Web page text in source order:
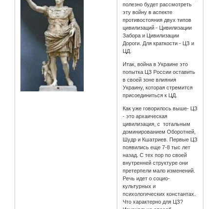
полезно будет рассмотреть
эту войну в аспекте
противостояния двух типов
цивилизаций - Цивилизации
Забора и Цивилизации
Дороги. Для краткости - ЦЗ и
ЦД.
Итак, война в Украине это
попытка ЦЗ России оставить
в своей зоне влияния
Украину, которая стремится
присоединиться к ЦД.
Как уже говорилось выше- ЦЗ
- это архаическая
цивилизация, с тотальным
доминированием Оборотней,
Шудр и Кшатриев. Первые ЦЗ
появились еще 7-8 тыс лет
назад. С тех пор по своей
внутренней структуре они
претерпели мало изменений.
Речь идет о социо-
культурных и
психологических константах.
Что характерно для ЦЗ?